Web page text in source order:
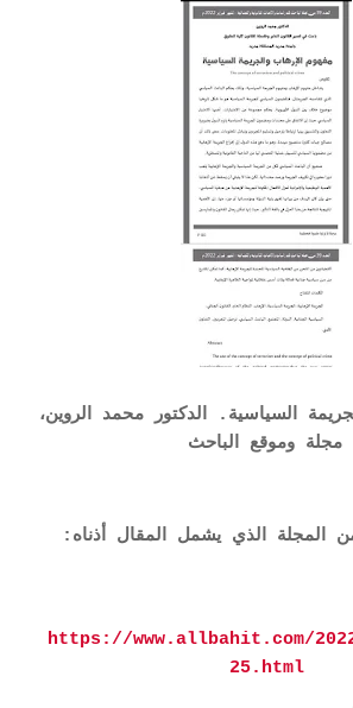
السياسية. الدكتور محمد الروين،
المجلة الذي يشمل المقال أذناه:
https://www.allbahit.com/
25.html